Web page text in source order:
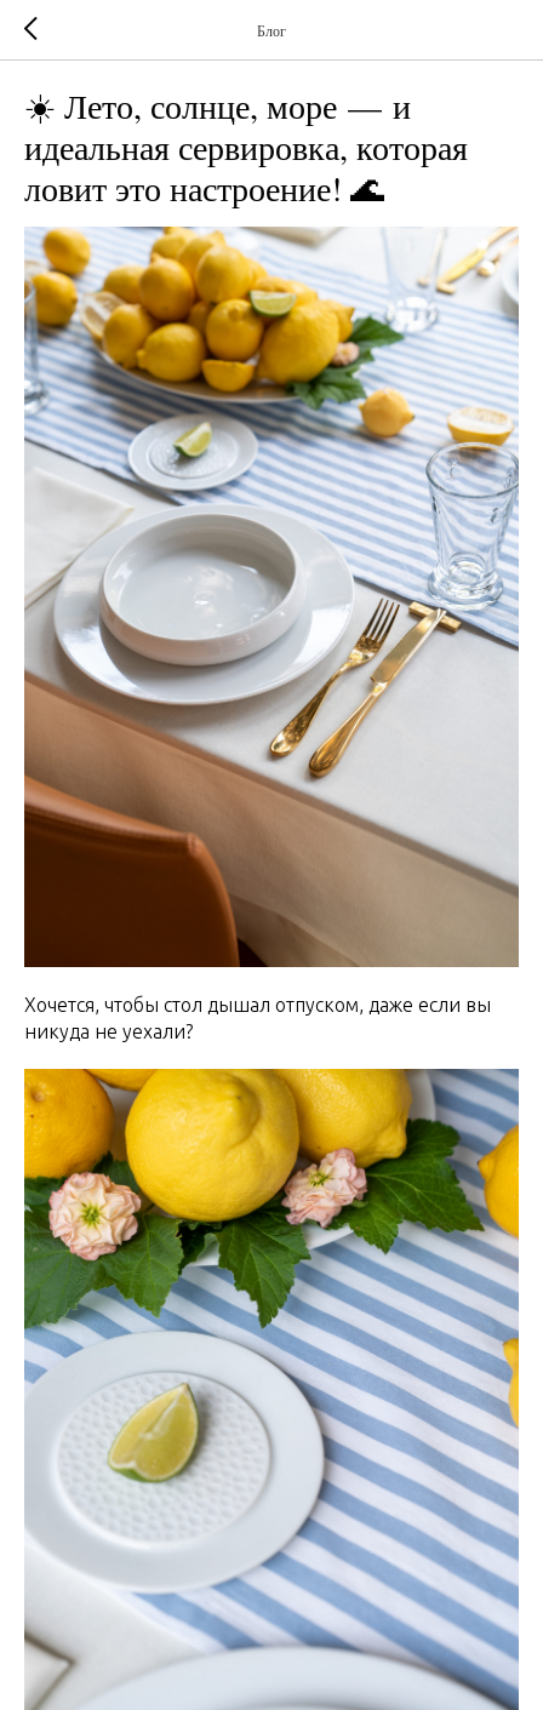
Блог
☀️ Лето, солнце, море — и
идеальная сервировка, которая
ловит это настроение! 🌊
Хочется, чтобы стол дышал отпуском, даже если вы
никуда не уехали?